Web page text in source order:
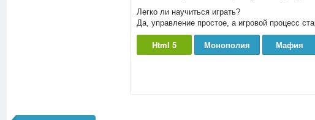
Легко ли научиться играть?
Да, управление простое, а игровой процесс
Html 5 Монополия Мафия